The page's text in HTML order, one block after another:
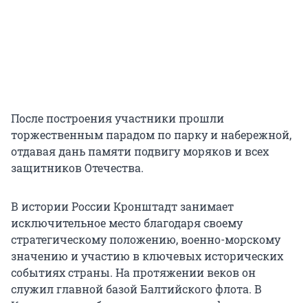
После построения участники прошли
торжественным парадом по парку и набережной,
отдавая дань памяти подвигу моряков и всех
защитников Отечества.
В истории России Кронштадт занимает
исключительное место благодаря своему
стратегическому положению, военно-морскому
значению и участию в ключевых исторических
событиях страны. На протяжении веков он
служил главной базой Балтийского флота. В